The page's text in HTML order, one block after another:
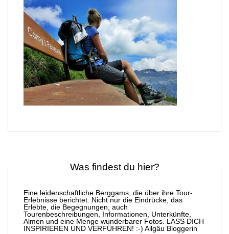
Was findest du hier?
Eine leidenschaftliche Berggams, die über ihre Tour-
Erlebnisse berichtet. Nicht nur die Eindrücke, das
Erlebte, die Begegnungen, auch
Tourenbeschreibungen, Informationen, Unterkünfte,
Almen und eine Menge wunderbarer Fotos. LASS DICH
INSPIRIEREN UND VERFÜHREN! :-) Allgäu Bloggerin